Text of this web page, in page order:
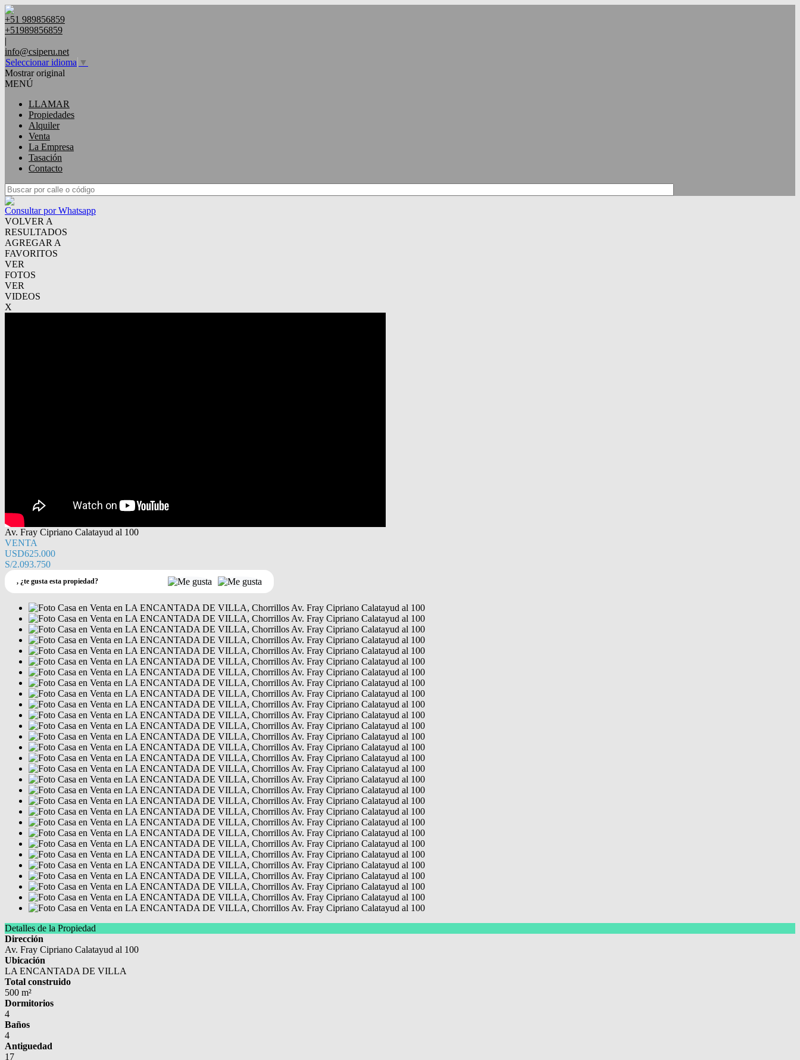
+51 989856859
+51989856859
|
info@csiperu.net
Seleccionar idioma ▼
Mostrar original
MENÚ
LLAMAR
Propiedades
Alquiler
Venta
La Empresa
Tasación
Contacto
Consultar por Whatsapp
VOLVER A
RESULTADOS
AGREGAR A
FAVORITOS
VER
FOTOS
VER
VIDEOS
X
Av. Fray Cipriano Calatayud al 100
VENTA
USD625.000
S/2.093.750
, ¿te gusta esta propiedad?
Detalles de la Propiedad
Dirección
Av. Fray Cipriano Calatayud al 100
Ubicación
LA ENCANTADA DE VILLA
Total construido
500 m²
Dormitorios
4
Baños
4
Antiguedad
17